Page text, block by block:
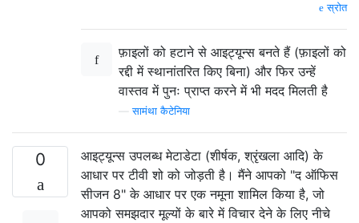
स्रोत
फ़ाइलों को हटाने से आइट्यून्स बनते हैं (फ़ाइलों को
रद्दी में स्थानांतरित किए बिना) और फिर उन्हें
वास्तव में पुनः प्राप्त करने में भी मदद मिलती है
—सामंथा कैटेनिया
0
आइट्यून्स उपलब्ध मेटाडेटा (शीर्षक, श्रृंखला आदि) के
आधार पर टीवी शो को जोड़ती है। मैंने आपको "द ऑफिस
सीजन 8" के आधार पर एक नमूना शामिल किया है, जो
आपको समझदार मूल्यों के बारे में विचार देने के लिए नीचे